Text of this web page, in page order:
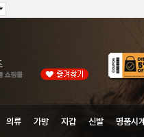
의류 가방 지갑 신발 명품시계